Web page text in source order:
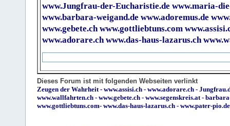
www.Jungfrau-der-Eucharistie.de www.maria-
www.barbara-weigand.de www.adoremus.de
www.gebete.ch www.gottliebtuns.com
www.adorare.ch www.das-haus-lazarus.ch
Dieses Forum ist mit folgenden Webseiten verlinkt
Zeugen der Wahrheit - www.assisi.ch - www.adorare.ch -
www.wallfahrten.ch - www.gebete.ch - www.segenskreis.at -
www.gottliebtuns.com- www.das-haus-lazarus.ch - www.pater-pio.de